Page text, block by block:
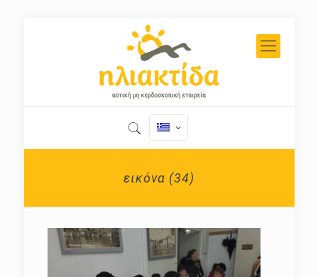
εικόνα (34)